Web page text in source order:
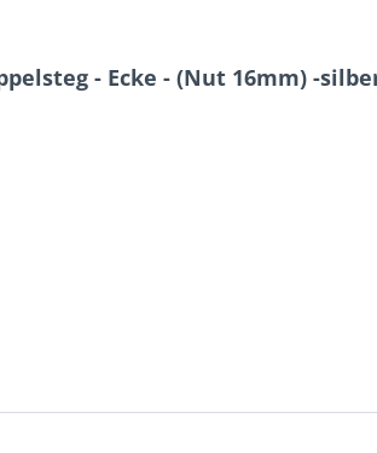
- Ecke - (Nut 16mm) -